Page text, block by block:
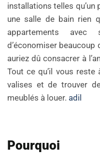
installations telles qu’un
une salle de bain rien
appartements avec
d’économiser beaucoup
auriez dû consacrer à
Tout ce qu’il vous
valises et de trouver
meublés à louer. adil
Pourquoi